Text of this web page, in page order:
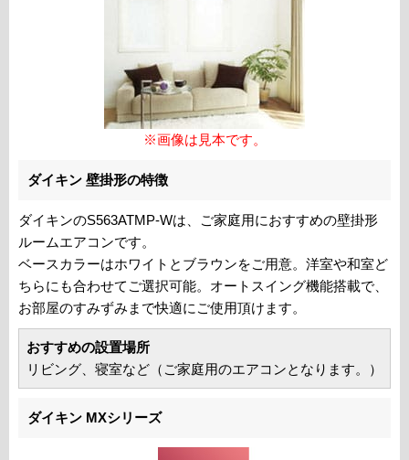
※画像は見本です。
ダイキン 壁掛形の特徴
ダイキンのS563ATMP-Wは、ご家庭用におすすめの壁掛形
ルームエアコンです。
ベースカラーはホワイトとブラウンをご用意。洋室や和室ど
ちらにも合わせてご選択可能。オートスイング機能搭載で、
お部屋のすみずみまで快適にご使用頂けます。
おすすめの設置場所
リビング、寝室など（ご家庭用のエアコンとなります。）
ダイキン MXシリーズ